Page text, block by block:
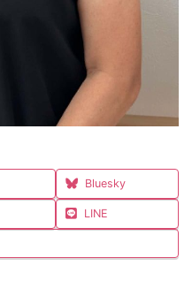
Bluesky
LINE